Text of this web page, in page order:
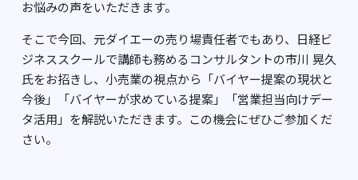
お悩みの声をいただきます。
そこで今回、元ダイエーの売り場責任者でもあり、日経ビ
ジネススクールで講師も務めるコンサルタントの市川 晃久
氏をお招きし、小売業の視点から「バイヤー提案の現状と
今後」「バイヤーが求めている提案」「営業担当向けデー
タ活用」を解説いただきます。この機会にぜひご参加くだ
さい。